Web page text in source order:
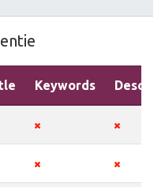
Keywords